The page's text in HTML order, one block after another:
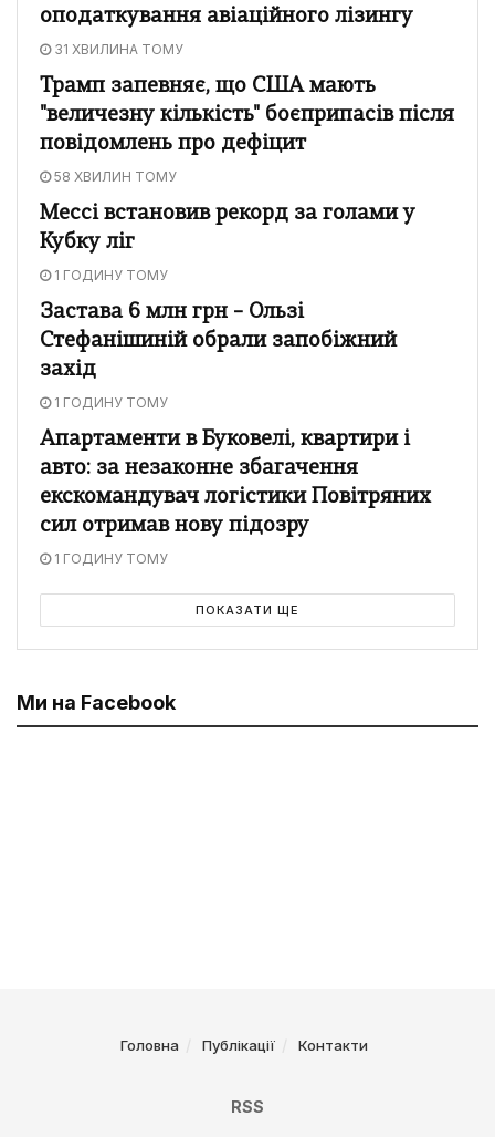
оподаткування авіаційного лізингу
31 ХВИЛИНА ТОМУ
Трамп запевняє, що США мають
"величезну кількість" боєприпасів після
повідомлень про дефіцит
58 ХВИЛИН ТОМУ
Мессі встановив рекорд за голами у
Кубку ліг
1 ГОДИНУ ТОМУ
Застава 6 млн грн – Ользі
Стефанішиній обрали запобіжний
захід
1 ГОДИНУ ТОМУ
Апартаменти в Буковелі, квартири і
авто: за незаконне збагачення
екскомандувач логістики Повітряних
сил отримав нову підозру
1 ГОДИНУ ТОМУ
ПОКАЗАТИ ЩЕ
Ми на Facebook
Головна Публікації Контакти
RSS